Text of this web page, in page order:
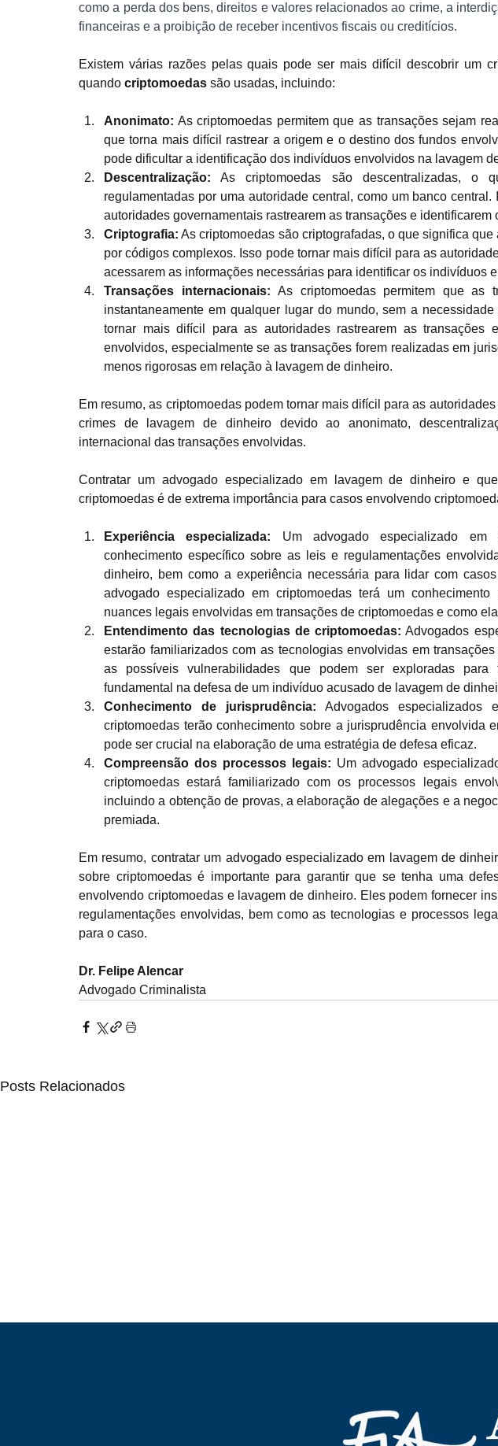
como a perda dos bens, direitos e valores relacionados ao crime, a
financeiras e a proibição de receber incentivos fiscais ou creditícios.
Existem várias razões pelas quais pode ser mais difícil descobrir um
quando criptomoedas são usadas, incluindo:
Anonimato: As criptomoedas permitem que as transações sejam
que torna mais difícil rastrear a origem e o destino dos fundos
pode dificultar a identificação dos indivíduos envolvidos na lavagem
Descentralização: As criptomoedas são descentralizadas, o
regulamentadas por uma autoridade central, como um banco
autoridades governamentais rastrearem as transações e
Criptografia: As criptomoedas são criptografadas, o que significa
por códigos complexos. Isso pode tornar mais difícil para as
acessarem as informações necessárias para identificar os indivíduos
Transações internacionais: As criptomoedas permitem que as
instantaneamente em qualquer lugar do mundo, sem a
tornar mais difícil para as autoridades rastrearem as transações
envolvidos, especialmente se as transações forem realizadas em
menos rigorosas em relação à lavagem de dinheiro.
Em resumo, as criptomoedas podem tornar mais difícil para as
crimes de lavagem de dinheiro devido ao anonimato,
internacional das transações envolvidas.
Contratar um advogado especializado em lavagem de dinheiro e
criptomoedas é de extrema importância para casos envolvendo
Experiência especializada: Um advogado especializado
conhecimento específico sobre as leis e regulamentações
dinheiro, bem como a experiência necessária para lidar com
advogado especializado em criptomoedas terá um
nuances legais envolvidas em transações de criptomoedas e como
Entendimento das tecnologias de criptomoedas: Advogados
estarão familiarizados com as tecnologias envolvidas em
as possíveis vulnerabilidades que podem ser exploradas
fundamental na defesa de um indivíduo acusado de lavagem de
Conhecimento de jurisprudência: Advogados
criptomoedas terão conhecimento sobre a jurisprudência envolvida
pode ser crucial na elaboração de uma estratégia de defesa eficaz.
Compreensão dos processos legais: Um advogado
criptomoedas estará familiarizado com os processos legais
incluindo a obtenção de provas, a elaboração de alegações e a
premiada.
Em resumo, contratar um advogado especializado em lavagem de
sobre criptomoedas é importante para garantir que se tenha uma
envolvendo criptomoedas e lavagem de dinheiro. Eles podem fornecer
regulamentações envolvidas, bem como as tecnologias e processos
para o caso.
Dr. Felipe Alencar
Advogado Criminalista
Posts Relacionados